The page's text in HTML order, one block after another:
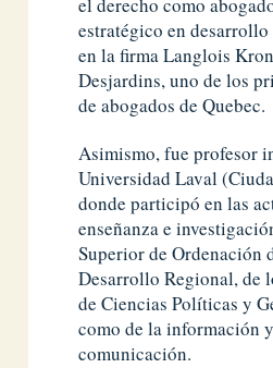
estratégico en
en la firma Langlois
Desjardins, uno de los
de abogados de Quebec.
Asimismo, fue profesor
Universidad Laval
donde participó en las
enseñanza e
Superior de Ordenación
Desarrollo Regional, de
de Ciencias Políticas y
como de la información
comunicación.